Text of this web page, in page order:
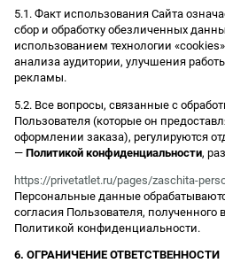
5.1. Факт использования Сайта
сбор и обработку обезличенных
использованием технологии
анализа аудитории, улучшения
рекламы.
5.2. Все вопросы, связанные с
Пользователя (которые он
оформлении заказа), регулируются
— Политикой конфиденциальности,
https://privetatlet.ru/pages/zaschita-
Персональные данные
согласия Пользователя,
Политикой конфиденциальности.
6. ОГРАНИЧЕНИЕ ОТВЕТСТВЕННОСТИ